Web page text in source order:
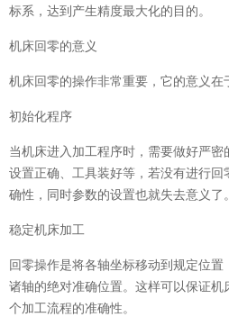
标系，达到产生精度最大化的目的。
机床回零的意义
机床回零的操作非常重要，它的意义在
初始化程序
当机床进入加工程序时，需要做好严
设置正确、工具装好等，若没有进行
确性，同时参数的设置也就失去意义了。
稳定机床加工
回零操作是将各轴坐标移动到规定位
诸轴的绝对准确位置。这样可以保证
个加工流程的准确性。